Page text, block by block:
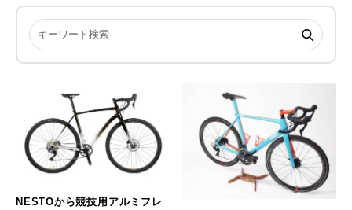
NESTOから競技用アルミフレ